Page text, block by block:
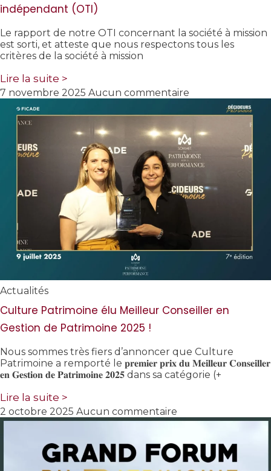
indépendant (OTI)
Le rapport de notre OTI concernant la société à mission
est sorti, et atteste que nous respectons tous les
critères de la société à mission
Lire la suite >
7 novembre 2025 Aucun commentaire
Actualités
Culture Patrimoine élu Meilleur Conseiller en
Gestion de Patrimoine 2025 !
Nous sommes très fiers d’annoncer que Culture
Patrimoine a remporté le 𝐩𝐫𝐞𝐦𝐢𝐞𝐫 𝐩𝐫𝐢𝐱 𝐝𝐮 𝐌𝐞𝐢𝐥𝐥𝐞𝐮𝐫 𝐂𝐨𝐧𝐬𝐞𝐢𝐥𝐥𝐞𝐫
𝐞𝐧 𝐆𝐞𝐬𝐭𝐢𝐨𝐧 𝐝𝐞 𝐏𝐚𝐭𝐫𝐢𝐦𝐨𝐢𝐧𝐞 𝟐𝟎𝟐𝟓 dans sa catégorie (+
Lire la suite >
2 octobre 2025 Aucun commentaire